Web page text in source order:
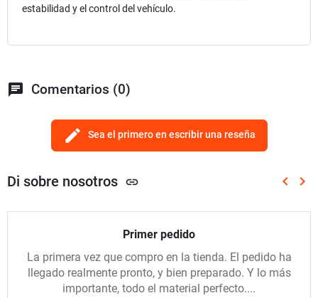
estabilidad y el control del vehículo.
chat Comentarios (0)
edit Sea el primero en escribir una reseña
Di sobre nosotros link keyboard_arrow_left keyboard_arrow_right
Primer pedido
La primera vez que compro en la tienda. El pedido ha
llegado realmente pronto, y bien preparado. Y lo más
importante, todo el material perfecto....